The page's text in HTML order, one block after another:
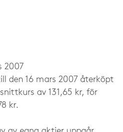
2007
den 16 mars 2007 återköpt
av 131,65 kr, för
kr.